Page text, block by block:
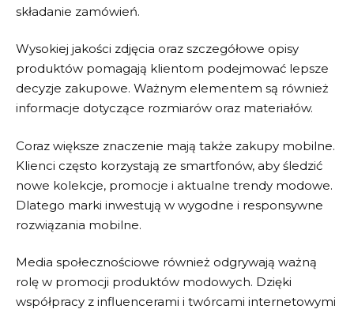
składanie zamówień.
Wysokiej jakości zdjęcia oraz szczegółowe opisy
produktów pomagają klientom podejmować lepsze
decyzje zakupowe. Ważnym elementem są również
informacje dotyczące rozmiarów oraz materiałów.
Coraz większe znaczenie mają także zakupy mobilne.
Klienci często korzystają ze smartfonów, aby śledzić
nowe kolekcje, promocje i aktualne trendy modowe.
Dlatego marki inwestują w wygodne i responsywne
rozwiązania mobilne.
Media społecznościowe również odgrywają ważną
rolę w promocji produktów modowych. Dzięki
współpracy z influencerami i twórcami internetowymi